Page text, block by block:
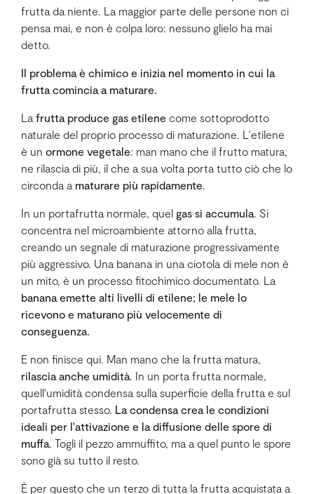
frutta da niente. La maggior parte delle persone non ci
pensa mai, e non è colpa loro: nessuno glielo ha mai
detto.
Il problema è chimico e inizia nel momento in cui la
frutta comincia a maturare.
La frutta produce gas etilene come sottoprodotto
naturale del proprio processo di maturazione. L'etilene
è un ormone vegetale: man mano che il frutto matura,
ne rilascia di più, il che a sua volta porta tutto ciò che lo
circonda a maturare più rapidamente.
In un portafrutta normale, quel gas si accumula. Si
concentra nel microambiente attorno alla frutta,
creando un segnale di maturazione progressivamente
più aggressivo. Una banana in una ciotola di mele non è
un mito, è un processo fitochimico documentato. La
banana emette alti livelli di etilene; le mele lo
ricevono e maturano più velocemente di
conseguenza.
E non finisce qui. Man mano che la frutta matura,
rilascia anche umidità. In un porta frutta normale,
quell'umidità condensa sulla superficie della frutta e sul
portafrutta stesso. La condensa crea le condizioni
ideali per l'attivazione e la diffusione delle spore di
muffa. Togli il pezzo ammuffito, ma a quel punto le spore
sono già su tutto il resto.
È per questo che un terzo di tutta la frutta acquistata a